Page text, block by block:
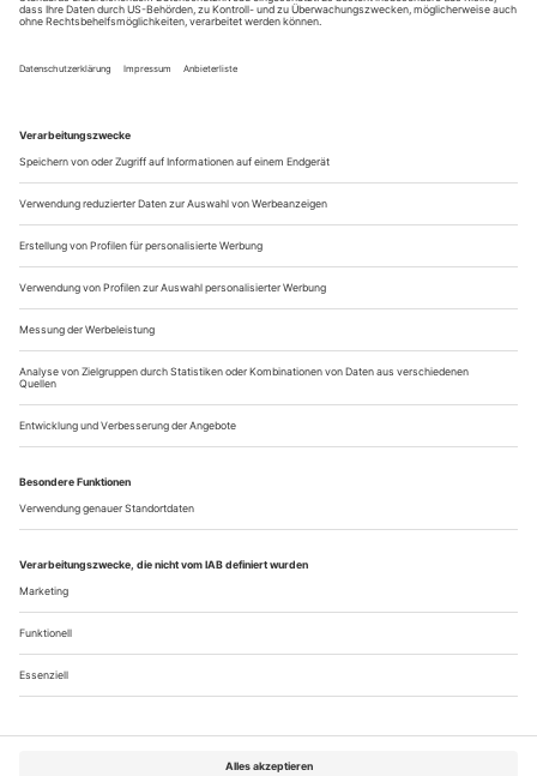
Die Stipendiaten der Liz Mohn Kultur- und
Musikstiftung
mamma!», in der die Sitten und Unsitten des Theaterbetriebs
ins Visier genommen werden, beendeten die ersten sechs
Stipendiaten der Liz Mohn Kultur- und Musikstiftung
erfolgreich ihre Ausbildung am Opernstudio der Staatsoper
Unter den Linden. Die beiden israelischen Sopranistinnen Gal
James und Enas...
«Samson et Dalila» in St. Gallen
Wer zwischen München und Zürich Oper erleben möchte
und bislang in Bregenz Station machte, kommt künftig am
kleinen St. Gallen nicht vorbei: In der Ostschweiz finden seit
nunmehr vier Jahren die St. Galler Festspiele statt, die ihren
Kinderschuhen längst entwachsen sind. Einen einmaligen
Schauplatz besitzt das 14-tägige Festival in dem Klosterhof
vor der St. Galler...
Über uns Kontakt Kritikerumfrage Newsletter